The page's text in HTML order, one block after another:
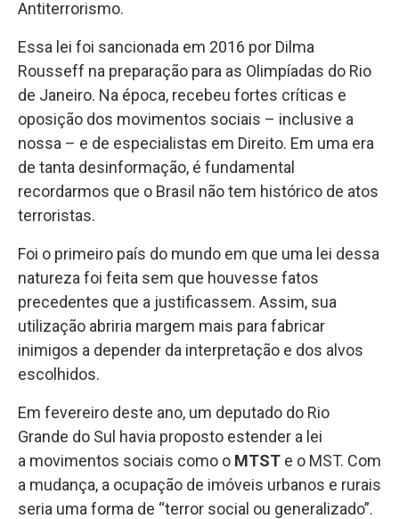
Antiterrorismo.
Essa lei foi sancionada em 2016 por Dilma
Rousseff na preparação para as Olimpíadas do Rio
de Janeiro. Na época, recebeu fortes críticas e
oposição dos movimentos sociais – inclusive a
nossa – e de especialistas em Direito. Em uma era
de tanta desinformação, é fundamental
recordarmos que o Brasil não tem histórico de atos
terroristas.
Foi o primeiro país do mundo em que uma lei dessa
natureza foi feita sem que houvesse fatos
precedentes que a justificassem. Assim, sua
utilização abriria margem mais para fabricar
inimigos a depender da interpretação e dos alvos
escolhidos.
Em fevereiro deste ano, um deputado do Rio
Grande do Sul havia proposto estender a lei
a movimentos sociais como o MTST e o MST. Com
a mudança, a ocupação de imóveis urbanos e rurais
seria uma forma de “terror social ou generalizado”.